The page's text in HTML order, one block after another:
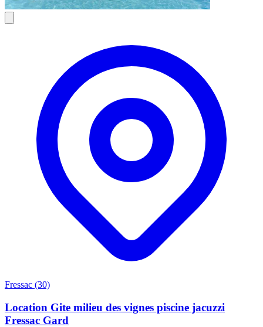
Fressac (30)
Location Gite milieu des vignes piscine jacuzzi
Fressac Gard